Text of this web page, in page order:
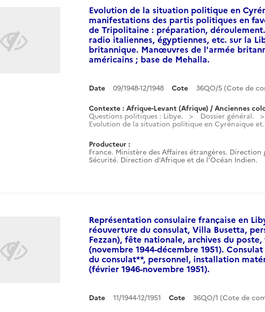
Evolution de la situation politique en
manifestations des partis politiques en
de Tripolitaine : préparation,
radio italiennes, égyptiennes, etc. sur la
britannique. Manœuvres de l'armée
américains ; base de Mehalla.
Date 09/1948-12/1948 Cote 36QO/5 (Cote de
Contexte : Afrique-Levant (Afrique) / Anciennes
Questions politiques : Libye.
Dossier général.
Evolution de la situation politique en Cyrénaique
Producteur :
France. Ministère des Affaires étrangères.
Sécurité. Direction d'Afrique et de l'Océan Indien.
Représentation consulaire française en
réouverture du consulat, Villa Busetta,
Fezzan), fête nationale, archives du
(novembre 1944-décembre 1951).
du consulat**, personnel, installation
(février 1946-novembre 1951).
Date 11/1944-12/1951 Cote 36QO/1 (Cote de